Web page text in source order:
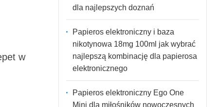
w
dla najlepszych doznań
Papieros elektroniczny i baza
nikotynowa 18mg 100ml jak wybrać
najlepszą kombinację dla papierosa
elektronicznego
Papieros elektroniczny Ego One
Mini dla miłośników nowoczesnych